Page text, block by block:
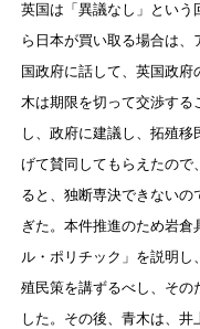
英国は「異議なし」という
ら日本が買い取る場合は
国政府に話して、英国政
木は期限を切って交渉する
し、政府に建議し、拓殖
げて賛同してもらえたので
ると、独断専決できない
ぎた。本件推進のため岩
ル・ポリチック」を説明
殖民策を講ずるべし、その
した。その後、青木は、